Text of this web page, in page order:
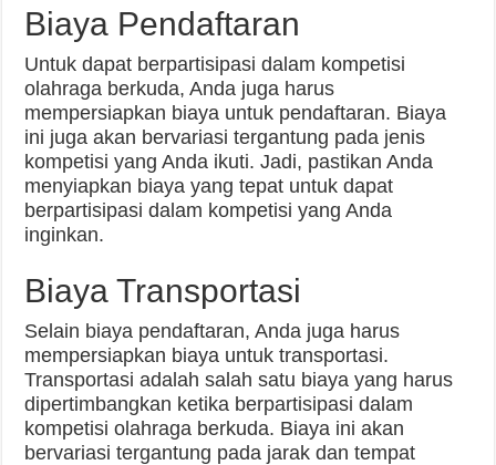
Biaya Pendaftaran
Untuk dapat berpartisipasi dalam kompetisi
olahraga berkuda, Anda juga harus
mempersiapkan biaya untuk pendaftaran. Biaya
ini juga akan bervariasi tergantung pada jenis
kompetisi yang Anda ikuti. Jadi, pastikan Anda
menyiapkan biaya yang tepat untuk dapat
berpartisipasi dalam kompetisi yang Anda
inginkan.
Biaya Transportasi
Selain biaya pendaftaran, Anda juga harus
mempersiapkan biaya untuk transportasi.
Transportasi adalah salah satu biaya yang harus
dipertimbangkan ketika berpartisipasi dalam
kompetisi olahraga berkuda. Biaya ini akan
bervariasi tergantung pada jarak dan tempat